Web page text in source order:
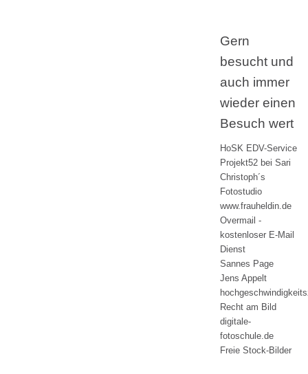
Gern
besucht und
auch immer
wieder einen
Besuch wert
HoSK EDV-Service
Projekt52 bei Sari
Christoph´s
Fotostudio
www.frauheldin.de
Overmail -
kostenloser E-Mail
Dienst
Sannes Page
Jens Appelt
Recht am Bild
digitale-
fotoschule.de
Freie Stock-Bilder